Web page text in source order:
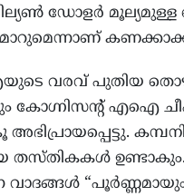
ഡോളർ
വരവ് പുതിയ
കോഗ്നിസൻ്റ് എഐ
തസ്തികകൾ
വാദങ്ങൾ